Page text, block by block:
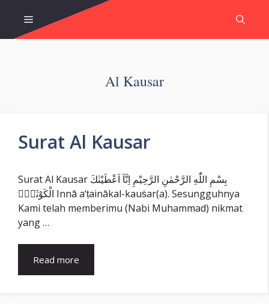
content
Menu
Al Kausar
Surat Al Kausar
Surat Al Kausar بِسْمِ اللّٰهِ الرَّحْمٰنِ الرَّحِيْمِ اِنَّآ اَعْطَيْنٰكَ
الْكَوْثَرَۗ Innā a‘ṭainākal-kauṡar(a). Sesungguhnya
Kami telah memberimu (Nabi Muhammad) nikmat
yang …
Read more